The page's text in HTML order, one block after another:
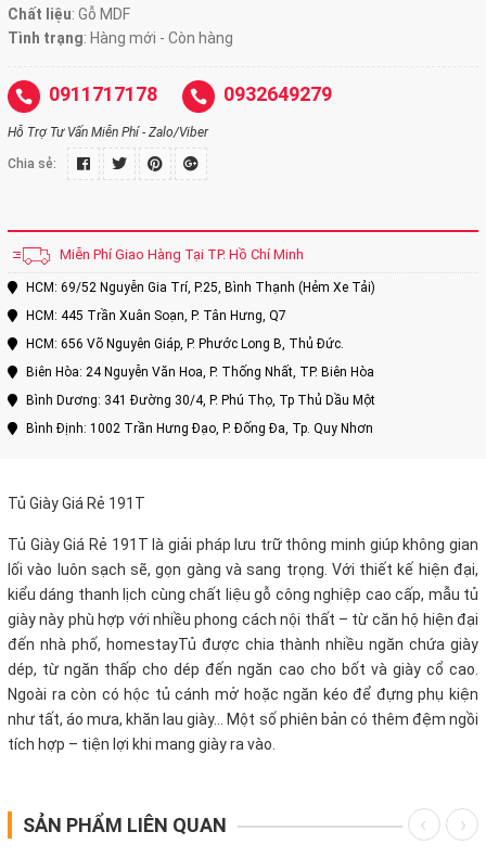
Chất liệu: Gỗ MDF
Tình trạng: Hàng mới - Còn hàng
0911717178 0932649279
Hỗ Trợ Tư Vấn Miễn Phí - Zalo/Viber
Chia sẻ:
Miễn Phí Giao Hàng Tại TP. Hồ Chí Minh
HCM: 69/52 Nguyễn Gia Trí, P.25, Bình Thạnh (Hẻm Xe Tải)
HCM: 445 Trần Xuân Soạn, P. Tân Hưng, Q7
HCM: 656 Võ Nguyên Giáp, P. Phước Long B, Thủ Đức.
Biên Hòa: 24 Nguyễn Văn Hoa, P. Thống Nhất, TP. Biên Hòa
Bình Dương: 341 Đường 30/4, P. Phú Thọ, Tp Thủ Dầu Một
Bình Định: 1002 Trần Hưng Đạo, P. Đống Đa, Tp. Quy Nhơn
Tủ Giày Giá Rẻ 191T
Tủ Giày Giá Rẻ 191T là giải pháp lưu trữ thông minh giúp không gian
lối vào luôn sạch sẽ, gọn gàng và sang trọng. Với thiết kế hiện đại,
kiểu dáng thanh lịch cùng chất liệu gỗ công nghiệp cao cấp, mẫu tủ
giày này phù hợp với nhiều phong cách nội thất – từ căn hộ hiện đại
đến nhà phố, homestayTủ được chia thành nhiều ngăn chứa giày
dép, từ ngăn thấp cho dép đến ngăn cao cho bốt và giày cổ cao.
Ngoài ra còn có hộc tủ cánh mở hoặc ngăn kéo để đựng phụ kiện
như tất, áo mưa, khăn lau giày… Một số phiên bản có thêm đệm ngồi
tích hợp – tiện lợi khi mang giày ra vào.
SẢN PHẨM LIÊN QUAN